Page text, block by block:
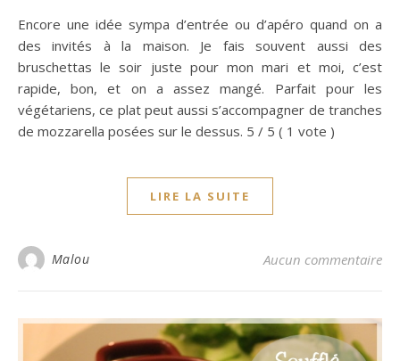
Encore une idée sympa d’entrée ou d’apéro quand on a
des invités à la maison. Je fais souvent aussi des
bruschettas le soir juste pour mon mari et moi, c’est
rapide, bon, et on a assez mangé. Parfait pour les
végétariens, ce plat peut aussi s’accompagner de tranches
de mozzarella posées sur le dessus. 5 / 5 ( 1 vote )
LIRE LA SUITE
Malou Aucun commentaire